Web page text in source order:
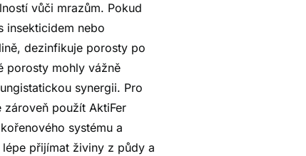
vůči mrazům. Pokud
insekticidem nebo
dezinfikuje porosty po
porosty mohly vážně
synergii. Pro
použít AktiFer
systému a
přijímat živiny z půdy a